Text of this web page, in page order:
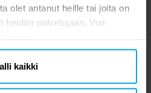
olet antanut heille tai joita on
heidän palvelujaan. Voit
kaikki
Hinta:1,99 €
1,99 €